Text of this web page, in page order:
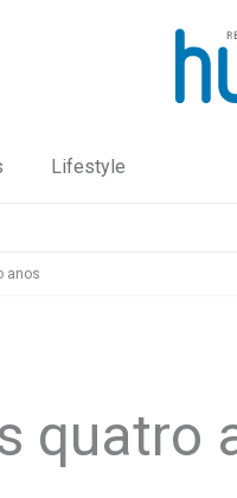
Lifestyle
anos
quatro